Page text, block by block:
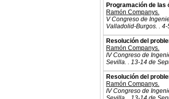
Programación de las
Ramón Companys.
V Congreso de
Valladolid-Burgos. .
Resolución del
Ramón Companys.
IV Congreso de
Sevilla. . 13-14 de
Resolución del
Ramón Companys.
IV Congreso de